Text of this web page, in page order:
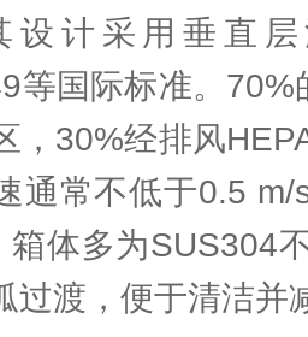
设计采用垂直
等国际标准。
，30%经排风
通常不低于0.5
箱体多为SUS304
过渡，便于清洁并